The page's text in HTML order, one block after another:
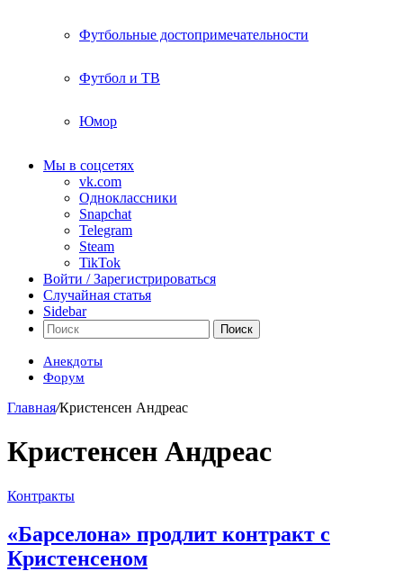
Футбольные достопримечательности
Футбол и ТВ
Юмор
Мы в соцсетях
vk.com
Одноклассники
Snapchat
Telegram
Steam
TikTok
Войти / Зарегистрироваться
Случайная статья
Sidebar
Поиск
Анекдоты
Форум
Главная/Кристенсен Андреас
Кристенсен Андреас
Контракты
«Барселона» продлит контракт с
Кристенсеном